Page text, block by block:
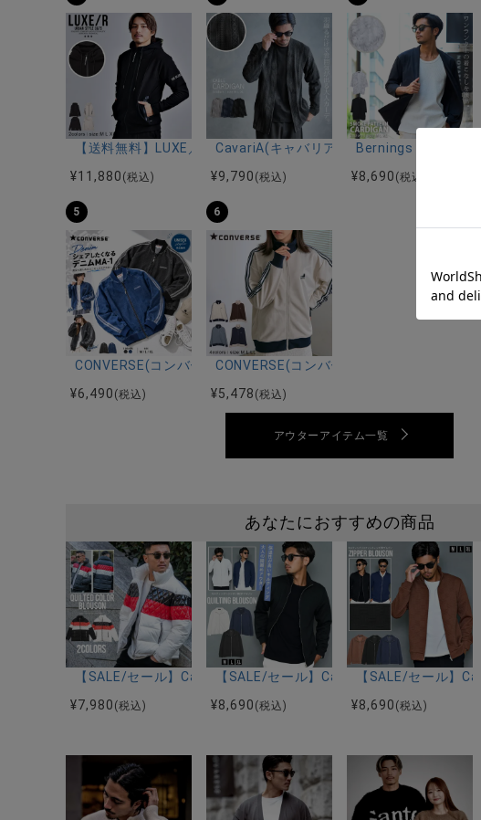
【送料無料】LUXE／R(ラグジュ)ストレッチ裏フリースジップパ
¥11,880 (税込)
CavariA(キャバリア)汚し加工ケーブルカ
¥9,790 (税込)
Bernings Sho(バー
¥8,690 (税込)
5
CONVERSE(コンバース)デニムリブブルゾン/全2色
¥6,490 (税込)
6
CONVERSE(コンバース)レトロ配色トラッ
¥5,478 (税込)
アウターアイテム一覧
あなたにおすすめの商品
【SALE/セール】CavariA(キャバリア)キルティング配色ブルゾン/
¥7,980 (税込)
【SALE/セール】CavariA(キャバリア)キ
¥8,690 (税込)
【SALE/セール】
¥8,690 (税込)